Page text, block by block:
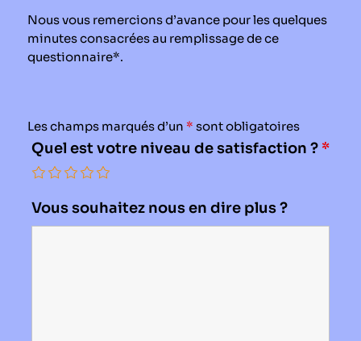
Nous vous remercions d’avance pour les quelques
minutes consacrées au remplissage de ce
questionnaire*.
Les champs marqués d’un * sont obligatoires
Quel est votre niveau de satisfaction ? *
Vous souhaitez nous en dire plus ?